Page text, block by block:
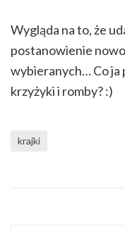
Wygląda na to, że
postanowienie
wybieranych… Co ja
krzyżyki i romby? :)
krajki